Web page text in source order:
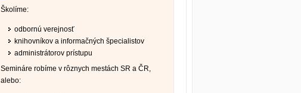
Školíme:
odbornú verejnosť
knihovníkov a informačných špecialistov
administrátorov prístupu
Semináre robíme v rôznych mestách SR a ČR,
alebo: